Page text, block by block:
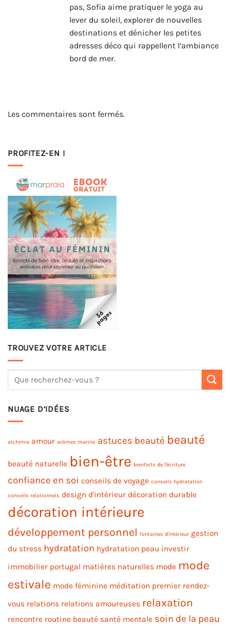
pas, Sofia aime pratiquer le yoga au
lever du soleil, explorer de nouvelles
destinations et dénicher les petites
adresses déco qui rappellent l’ambiance
bord de mer.
Les commentaires sont fermés.
PROFITEZ-EN !
TROUVEZ VOTRE ARTICLE
NUAGE D’IDÉES
alchimie amour arômes marins astuces beauté beauté
beauté naturelle bien-être bienfaits de l'écriture
confiance en soi conseils de voyage conseils hydratation
conseils relationnels design d'intérieur décoration durable
décoration intérieure
développement personnel fontaines d'intérieur gestion
du stress hydratation hydratation peau investir
immobilier portugal matières naturelles mode mode
estivale mode féminine méditation premier rendez-
vous relations relations amoureuses relaxation
rencontre routine beauté santé mentale soin de la peau